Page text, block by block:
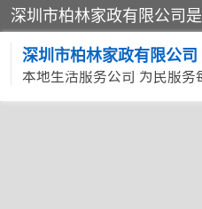
深圳市柏林家政有
本地生活服务公司